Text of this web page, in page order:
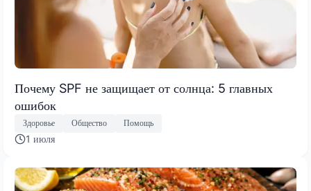
Почему SPF не защищает от солнца: 5 главных
ошибок
Здоровье Общество Помощь
1 июля